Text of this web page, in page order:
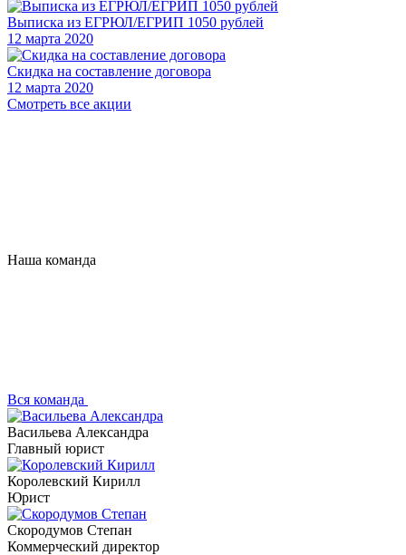
Выписка из ЕГРЮЛ/ЕГРИП 1050 рублей
12 марта 2020
Скидка на составление договора
12 марта 2020
Смотреть все акции
Наша команда
Вся команда
Васильева Александра
Главный юрист
Королевский Кирилл
Юрист
Скородумов Степан
Коммерческий директор